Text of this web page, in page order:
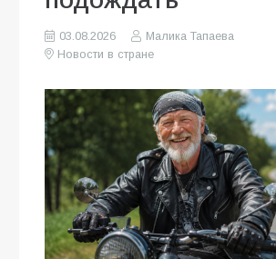
03.08.2026
Малика Тапаева
Новости в стране